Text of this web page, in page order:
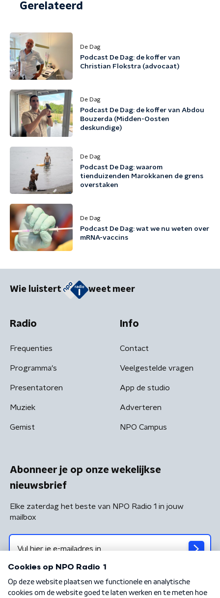
Gerelateerd
De Dag
Podcast De Dag: de koffer van
Christian Flokstra (advocaat)
De Dag
Podcast De Dag: de koffer van Abdou
Bouzerda (Midden-Oosten
deskundige)
De Dag
Podcast De Dag: waarom
tienduizenden Marokkanen de grens
overstaken
De Dag
Podcast De Dag: wat we nu weten over
mRNA-vaccins
Wie luistert weet meer
Radio
Frequenties
Programma's
Presentatoren
Muziek
Gemist
Info
Contact
Veelgestelde vragen
App de studio
Adverteren
NPO Campus
Abonneer je op onze wekelijkse
nieuwsbrief
Elke zaterdag het beste van NPO Radio 1 in jouw
mailbox